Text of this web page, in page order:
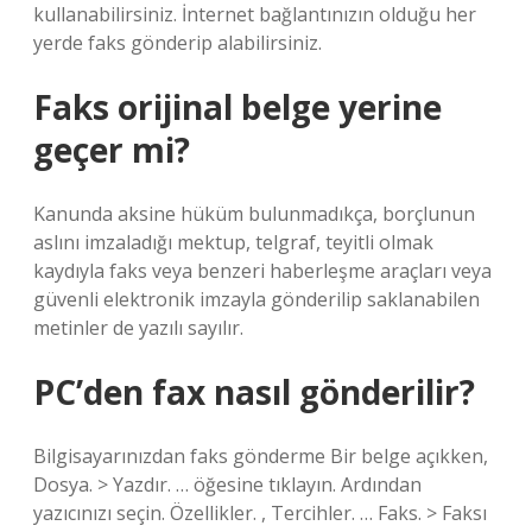
kullanabilirsiniz. İnternet bağlantınızın olduğu her
yerde faks gönderip alabilirsiniz.
Faks orijinal belge yerine
geçer mi?
Kanunda aksine hüküm bulunmadıkça, borçlunun
aslını imzaladığı mektup, telgraf, teyitli olmak
kaydıyla faks veya benzeri haberleşme araçları veya
güvenli elektronik imzayla gönderilip saklanabilen
metinler de yazılı sayılır.
PC’den fax nasıl gönderilir?
Bilgisayarınızdan faks gönderme Bir belge açıkken,
Dosya. > Yazdır. … öğesine tıklayın. Ardından
yazıcınızı seçin. Özellikler. , Tercihler. … Faks. > Faksı